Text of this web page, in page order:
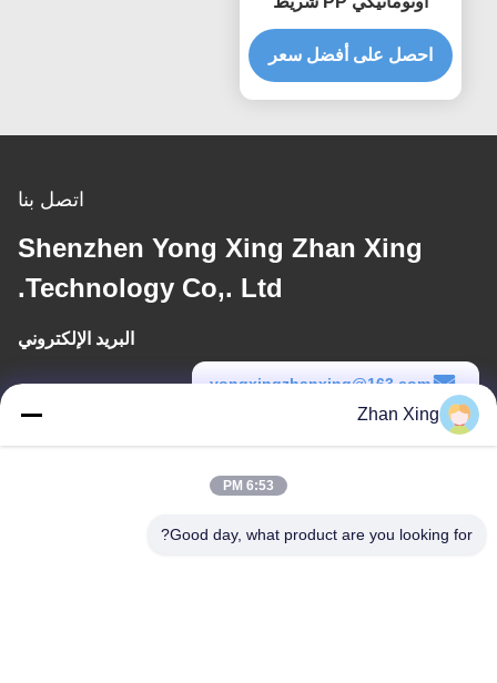
الشريط طحن خط
احصل على أفضل سعر
اتصل بنا
Shenzhen Yong Xing Zhan Xing
Technology Co,. Ltd.
البريد الإلكتروني
yongxingzhanxing@163.com
Zhan Xing
6:53 PM
Good day, what product are you looking for?